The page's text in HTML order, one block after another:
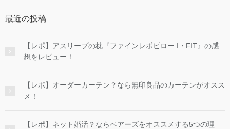
最近の投稿
【レポ】アスリープの枕『ファインレボピロー I・FIT』の感
想をレビュー！
【レポ】オーダーカーテン？なら無印良品のカーテンがオスス
メ！
【レポ】ネット婚活？ならペアーズをオススメする5つの理